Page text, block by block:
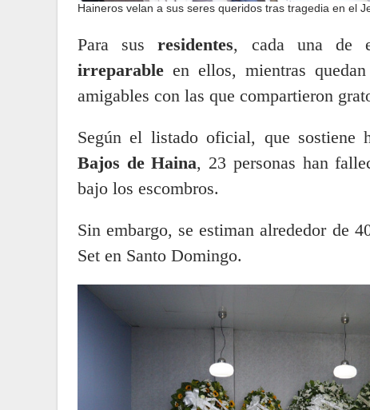
Haineros velan a sus seres queridos tras tragedia en el
Para susresidentes, cada una de
irreparable en ellos, mientras
amigables con las que compartieron
Según el listado oficial, que sostiene
Bajos de Haina, 23 personas han
bajo los escombros.
Sin embargo, se estiman alrededor de
Set en Santo Domingo.